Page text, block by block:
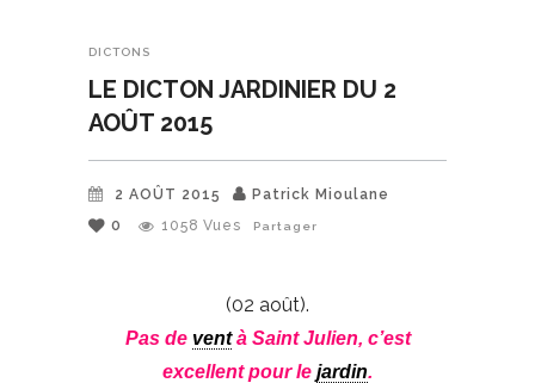
DICTONS
LE DICTON JARDINIER DU 2
AOÛT 2015
2 AOÛT 2015
Patrick Mioulane
0
1058 Vues Partager
(02 août).
Pas de ventà Saint Julien, c’est
excellent pour le jardin.